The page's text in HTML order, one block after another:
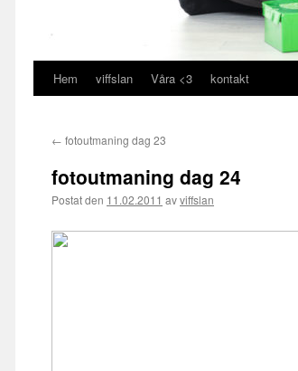
Hoppa
innehåll
Hem viffslan Våra <3 kontakt
← fotoutmaning dag 23
fotoutmaning dag 24
Postat den 11.02.2011 avviffslan